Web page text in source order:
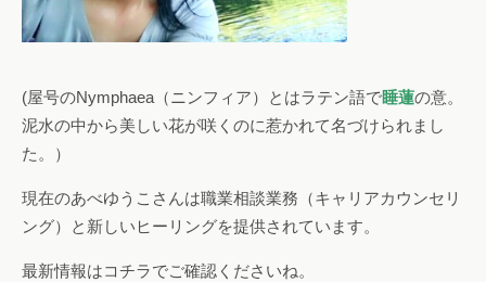
(屋号のNymphaea（ニンフィア）とはラテン語で睡蓮の意。
泥水の中から美しい花が咲くのに惹かれて名づけられまし
た。）
現在のあべゆうこさんは職業相談業務（キャリアカウンセリ
ング）と新しいヒーリングを提供されています。
最新情報はコチラでご確認くださいね。